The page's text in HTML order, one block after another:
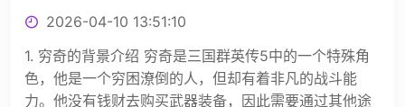
2026-04-10 13:51:10
1. 穷奇的背景介绍 穷奇是三国群英传5中的一个特殊角
色，他是一个穷困潦倒的人，但却有着非凡的战斗能
力。他没有钱财去购买武器装备，因此需要通过其他途